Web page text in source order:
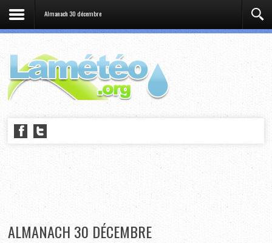
Almanach 30 décembre
ALMANACH 30 DÉCEMBRE